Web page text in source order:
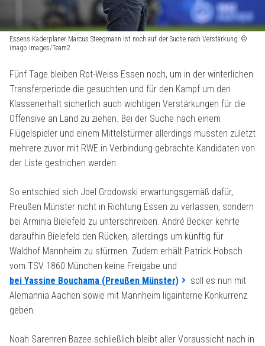
Essens Kaderplaner Marcus Steegmann ist noch auf der Suche nach Verstärkung. ©
imago images/Team2
Fünf Tage bleiben Rot-Weiss Essen noch, um in der winterlichen
Transferperiode die gesuchten und für den Kampf um den
Klassenerhalt sicherlich auch wichtigen Verstärkungen für die
Offensive an Land zu ziehen. Bei der Suche nach einem
Flügelspieler und einem Mittelstürmer allerdings mussten zuletzt
mehrere zuvor mit RWE in Verbindung gebrachte Kandidaten von
der Liste gestrichen werden.
So entschied sich Joel Grodowski erwartungsgemäß dafür,
Preußen Münster nicht in Richtung Essen zu verlassen, sondern
bei Arminia Bielefeld zu unterschreiben. André Becker kehrte
daraufhin Bielefeld den Rücken, allerdings um künftig für
Waldhof Mannheim zu stürmen. Zudem erhält Patrick Hobsch
vom TSV 1860 München keine Freigabe und
bei Yassine Bouchama (Preußen Münster)
soll es nun mit
Alemannia Aachen sowie mit Mannheim ligainterne Konkurrenz
geben.
Noah Sarenren Bazee schließlich bleibt aller Voraussicht nach in